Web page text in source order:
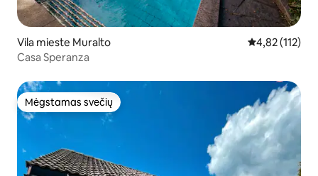
Vila mieste Muralto Vidutinis
4,82 (112)
Casa Speranza
Mėgstamas svečių
Mėgstamas svečių